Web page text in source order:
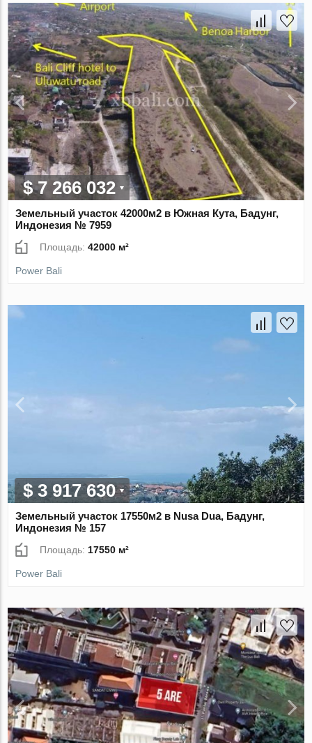
$ 7 266 032
Земельный участок 42000м2 в Южная Кута, Бадунг,
Индонезия № 7959
Площадь:42000 м²
Power Bali
$ 3 917 630
Земельный участок 17550м2 в Nusa Dua, Бадунг,
Индонезия № 157
Площадь: 17550 м²
Power Bali